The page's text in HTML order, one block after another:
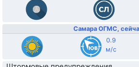
Самара ОГМС,
0.9
м/с